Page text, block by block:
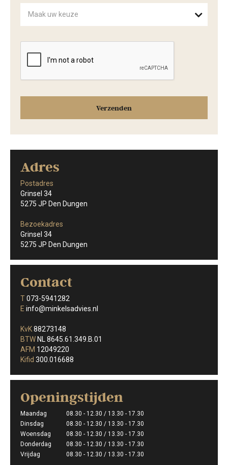
Maak uw keuze
Adres
Postadres
Grinsel 34
5275 JP Den Dungen
Bezoekadres
Grinsel 34
5275 JP Den Dungen
Contact
T073-5941282
E info@minkelsadvies.nl
KvK88273148
BTW NL 8645.61.349.B.01
AFM 12049220
Kifid 300.016688
Openingstijden
Maandag
08.30 - 12.30 / 13.30 - 17.30
Dinsdag
08.30 - 12.30 / 13.30 - 17.30
Woensdag
08.30 - 12.30 / 13.30 - 17.30
Donderdag
08.30 - 12.30 / 13.30 - 17.30
Vrijdag
08.30 - 12.30 / 13.30 - 17.30